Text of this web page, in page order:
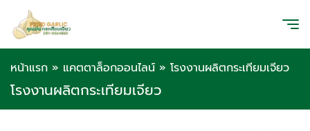
หน้าแรก » แคตตาล็อกออนไลน์ » โรงงานผลิตกระเทียมเจียว
โรงงานผลิตกระเทียมเจียว